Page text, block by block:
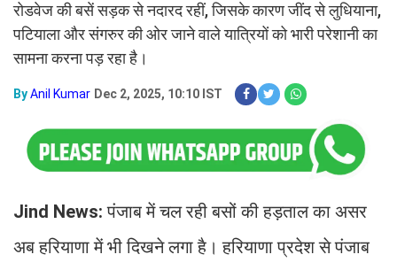
रोडवेज की बसें सड़क से नदारद रहीं, जिसके कारण जींद से लुधियाना,
पटियाला और संगरुर की ओर जाने वाले यात्रियों को भारी परेशानी का
सामना करना पड़ रहा है।
ByAnil Kumar Dec 2, 2025, 10:10 IST
Jind News:पंजाब में चल रही बसों की हड़ताल का असर
अब हरियाणा में भी दिखने लगा है। हरियाणा प्रदेश से पंजाब